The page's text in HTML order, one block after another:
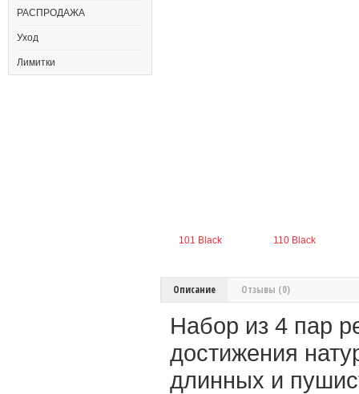
РАСПРОДАЖА
Уход
Лимитки
101 Black 110 Black
Описание Отзывы (0)
Набор из 4 пар
достижения
длинных и